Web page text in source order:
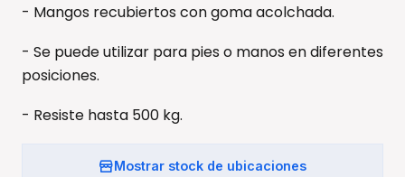
- Mangos recubiertos con goma acolchada.
- Se puede utilizar para pies o manos en diferentes
posiciones.
- Resiste hasta 500 kg.
Mostrar stock de ubicaciones